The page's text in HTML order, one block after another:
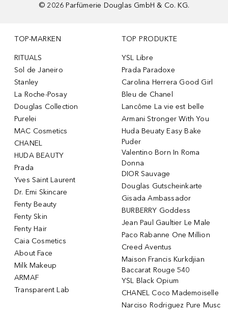
© 2026 Parfümerie Douglas GmbH & Co. KG.
TOP-MARKEN
RITUALS
Sol de Janeiro
Stanley
La Roche-Posay
Douglas Collection
Purelei
MAC Cosmetics
CHANEL
HUDA BEAUTY
Prada
Yves Saint Laurent
Dr. Emi Skincare
Fenty Beauty
Fenty Skin
Fenty Hair
Caia Cosmetics
About Face
Milk Makeup
ARMAF
Transparent Lab
TOP PRODUKTE
YSL Libre
Prada Paradoxe
Carolina Herrera Good Girl
Bleu de Chanel
Lancôme La vie est belle
Armani Stronger With You
Huda Beuaty Easy Bake
Puder
Valentino Born In Roma
Donna
DIOR Sauvage
Douglas Gutscheinkarte
Gisada Ambassador
BURBERRY Goddess
Jean Paul Gaultier Le Male
Paco Rabanne One Million
Creed Aventus
Maison Francis Kurkdjian
Baccarat Rouge 540
YSL Black Opium
CHANEL Coco Mademoiselle
Narciso Rodriguez Pure Musc